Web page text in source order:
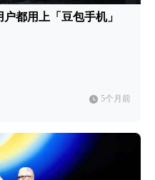
都用上「豆包手机」
5个月前